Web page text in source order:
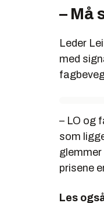
– Må
Leder
med
– LO og
som
prisene
Les